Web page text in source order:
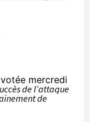
mercredi
de l’attaque
de